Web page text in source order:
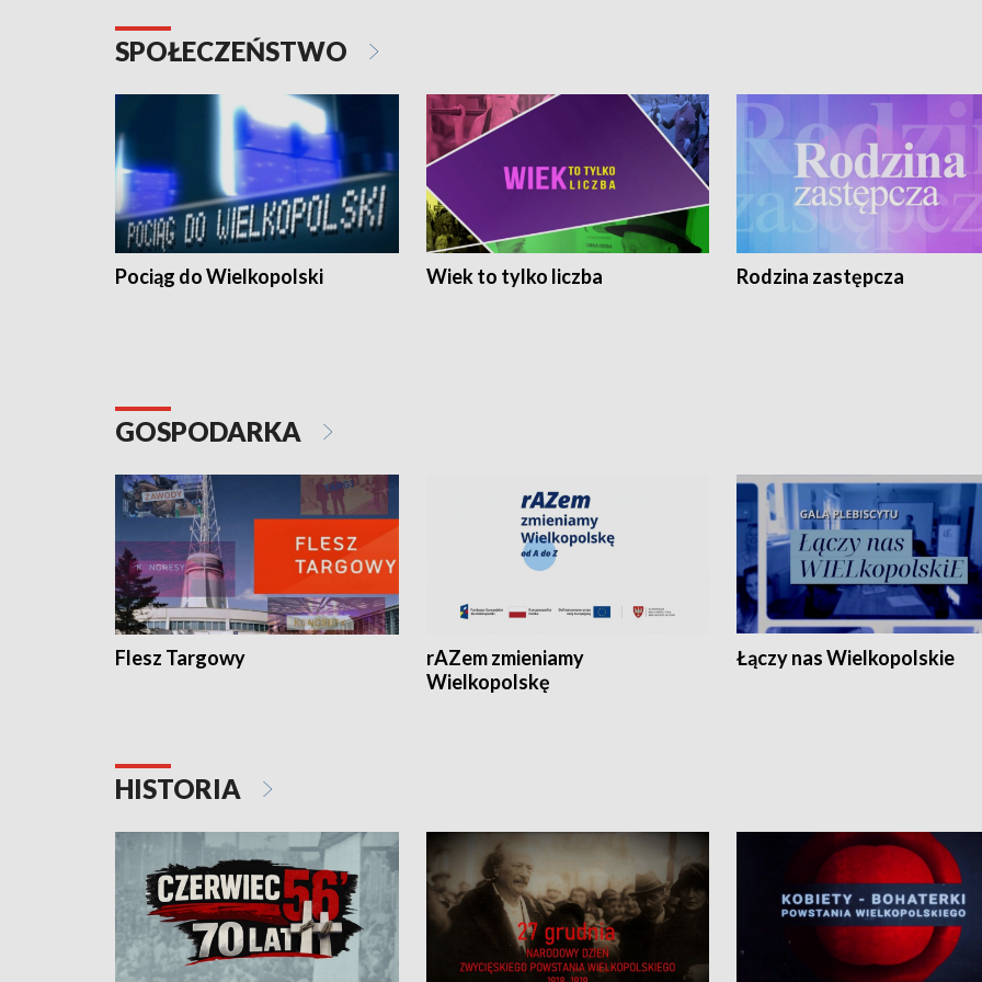
SPOŁECZEŃSTWO
Pociąg do Wielkopolski Wiek to tylko liczba Rodzina zastępcza
GOSPODARKA
Flesz Targowy
rAZem zmieniamy
Wielkopolskę
Łączy nas Wielkopolskie
HISTORIA